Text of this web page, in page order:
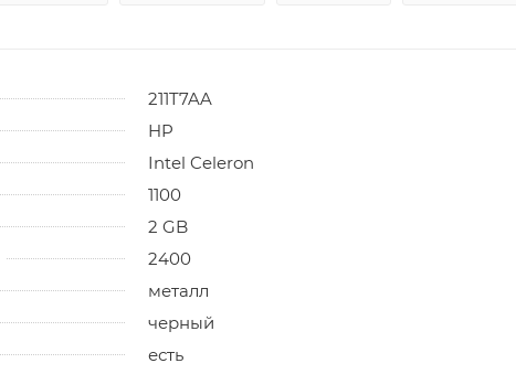
211T7AA
HP
Intel Celeron
1100
2 GB
2400
металл
черный
есть